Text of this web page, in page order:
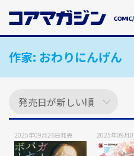
ン
作家: おわりにんげん
2025年09月26日発売 2025年09月